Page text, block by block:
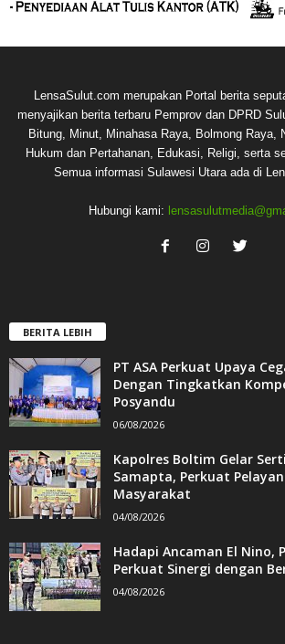
LensaSulut.com merupakan Portal berita
menyajikan berita terbaru Pemprov dan DPRD
Bitung, Minut, Minahasa Raya, Bolmong Raya,
Hukum dan Pertahanan, Edukasi, Religi, serta
Semua informasi Sulawesi Utara ada di
Hubungi kami:
BERITA LEBIH
PT ASA Perkuat Upaya
Dengan Tingkatkan
Posyandu
06/08/2026
Kapolres Boltim Gelar
Samapta, Perkuat
Masyarakat
04/08/2026
Hadapi Ancaman El Nino,
Perkuat Sinergi dengan
04/08/2026